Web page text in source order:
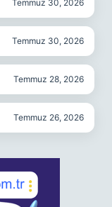
Temmuz 30, 2026
Temmuz 30, 2026
Temmuz 28, 2026
Temmuz 26, 2026